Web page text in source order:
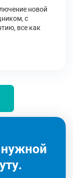
новой
с
все как
нужной